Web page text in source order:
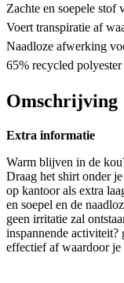
Zachte en soepele stof
Voert transpiratie af
Naadloze afwerking
65% recycled
Omschrijving
Extra informatie
Warm blijven in de
Draag het shirt onder
op kantoor als extra
en soepel en de
geen irritatie zal
inspannende activiteit?
effectief af waardoor